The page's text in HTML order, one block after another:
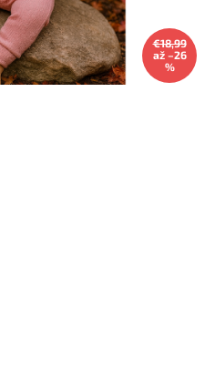
€18,99
až –26
%